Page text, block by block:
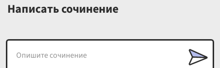
Написать сочинение